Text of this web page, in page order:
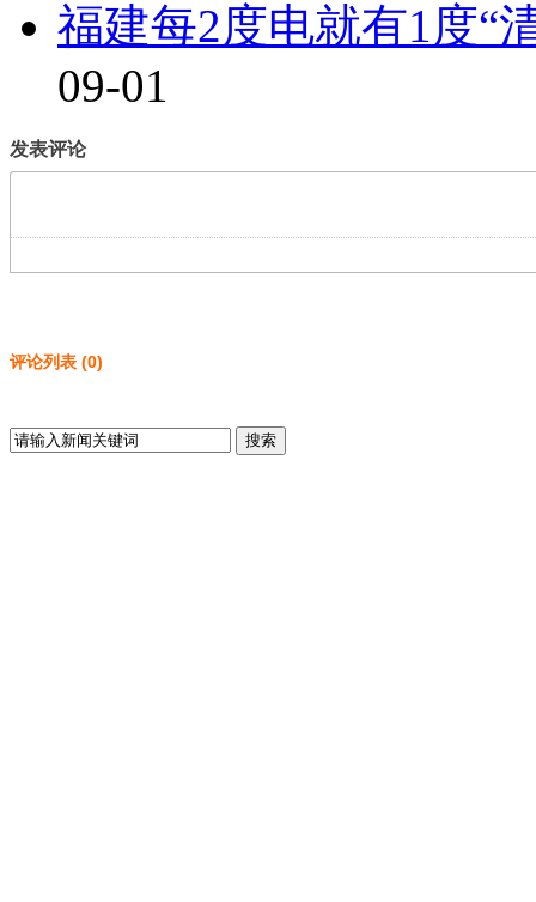
福建每2度电就有1度“
09-01
发表评论
评论列表 (0)